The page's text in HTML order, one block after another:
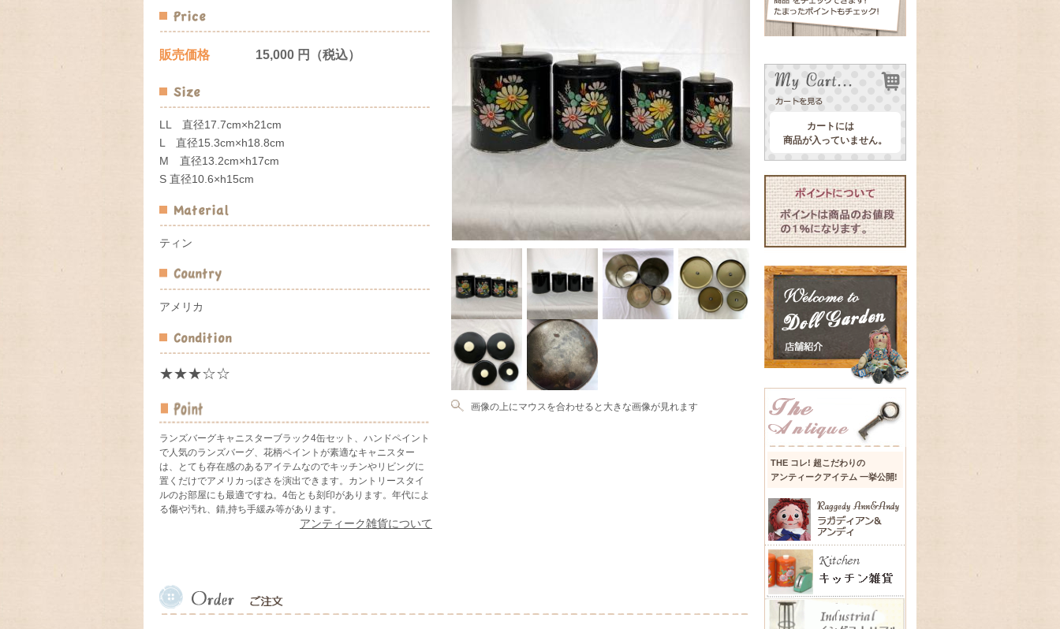
販売価格 15,000 円（税込）
LL 直径17.7cm×h21cm
L 直径15.3cm×h18.8cm
M 直径13.2cm×h17cm
S 直径10.6×h15cm
ティン
アメリカ
★★★☆☆
ランズバーグキャニスターブラック4缶セット、ハンドペイント
で人気のランズバーグ、花柄ペイントが素適なキャニスター
は、とても存在感のあるアイテムなのでキッチンやリビングに
置くだけでアメリカっぽさを演出できます。カントリースタイ
ルのお部屋にも最適ですね。4缶とも刻印があります。年代によ
る傷や汚れ、錆,持ち手緩み等があります。
アンティーク雑貨について
画像の上にマウスを合わせると大きな画像が見れます
カートには
商品が入っていません。
THE コレ! 超こだわりの
アンティークアイテム 一挙公開!